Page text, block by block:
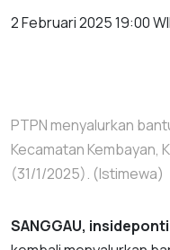
2 Februari 2025 19:00
PTPN menyalurkan
Kecamatan Kembayan,
(31/1/2025). (Istimewa)
SANGGAU,